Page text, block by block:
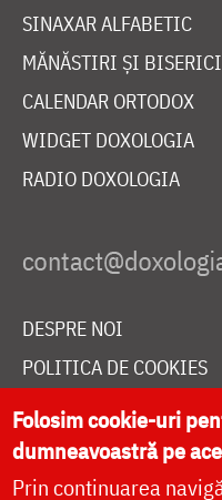
SINAXAR ALFABETIC
MĂNĂSTIRI ȘI BISERICI
CALENDAR ORTODOX
WIDGET DOXOLOGIA
RADIO DOXOLOGIA
DESPRE NOI
POLITICA DE COOKIES
DONEAZĂ ONLINE
LIVE
Folosim cookie-uri
dumneavoastră pe
Prin continuarea